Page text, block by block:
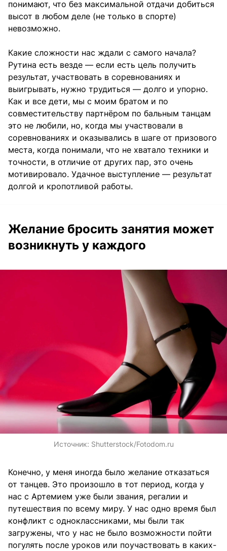
понимают, что без максимальной отдачи добиться
высот в любом деле (не только в спорте)
невозможно.
Какие сложности нас ждали с самого начала?
Рутина есть везде — если есть цель получить
результат, участвовать в соревнованиях и
выигрывать, нужно трудиться — долго и упорно.
Как и все дети, мы с моим братом и по
совместительству партнёром по бальным танцам
это не любили, но, когда мы участвовали в
соревнованиях и оказывались в шаге от призового
места, когда понимали, что не хватало техники и
точности, в отличие от других пар, это очень
мотивировало. Удачное выступление — результат
долгой и кропотливой работы.
Желание бросить занятия может
возникнуть у каждого
Источник: Shutterstock/Fotodom.ru
Конечно, у меня иногда было желание отказаться
от танцев. Это произошло в тот период, когда у
нас с Артемием уже были звания, регалии и
путешествия по всему миру. У нас одно время был
конфликт с одноклассниками, мы были так
загружены, что у нас не было возможности пойти
погулять после уроков или поучаствовать в каких-